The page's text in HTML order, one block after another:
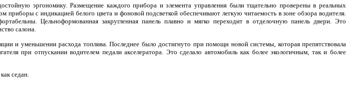
эргономику. Размещение каждого прибора и элемента управления были тщательно проверены в реальных
приборы с индикацией белого цвета и фоновой подсветкой обеспечивают легкую читаемость в зоне обзора водителя.
Цельноформованная закругленная панель плавно и мягко переходит в отделочную панель двери. Это
салона.
и уменьшении расхода топлива. Последнее было достигнуто при помощи новой системы, которая препятствовала
при отпускании водителем педали акселератора. Это сделало автомобиль как более экологичным, так и более
седан.